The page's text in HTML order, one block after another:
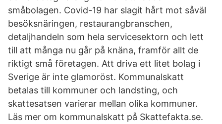
småbolagen. Covid-19 har slagit hårt mot såväl
besöksnäringen, restaurangbranschen,
detaljhandeln som hela servicesektorn och lett
till att många nu går på knäna, framför allt de
riktigt små företagen. Att driva ett litet bolag i
Sverige är inte glamoröst. Kommunalskatt
betalas till kommuner och landsting, och
skattesatsen varierar mellan olika kommuner.
Läs mer om kommunalskatt på Skattefakta.se.